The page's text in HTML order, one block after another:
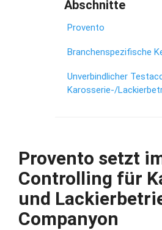
Abschnitte
Provento
Branchenspezifische
Unverbindlicher
Karosserie-/
Provento setzt
Controlling für
und
Companyon